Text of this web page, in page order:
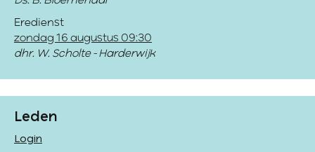
Eredienst
zondag 16 augustus 09:30
dhr. W. Scholte - Harderwijk
Leden
Login